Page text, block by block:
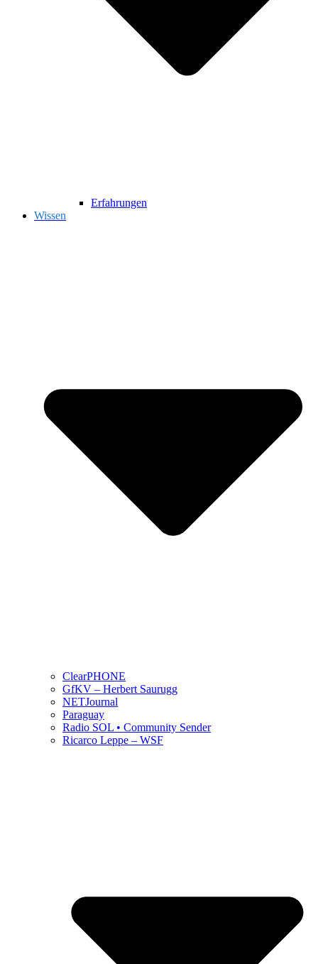
Erfahrungen
Wissen
ClearPHONE
GfKV – Herbert Saurugg
NETJournal
Paraguay
Radio SOL • Community Sender
Ricarco Leppe – WSF